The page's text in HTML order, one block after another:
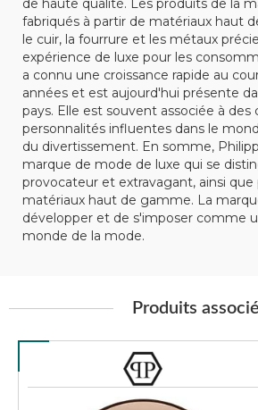
de haute qualité. Les produits de la
fabriqués à partir de matériaux haut
le cuir, la fourrure et les métaux
expérience de luxe pour les
a connu une croissance rapide au
années et est aujourd'hui présente
pays. Elle est souvent associée à
personnalités influentes dans le
du divertissement. En somme,
marque de mode de luxe qui se
provocateur et extravagant, ainsi que
matériaux haut de gamme. La
développer et de s'imposer comme
monde de la mode.
Produits